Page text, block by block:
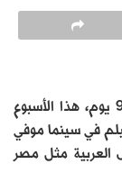
طرحت دور العرض بالمملكة الفيلم السعودي 90 يوم، هذا الأسبوع
في سينما موفي
العربية مثل مصر